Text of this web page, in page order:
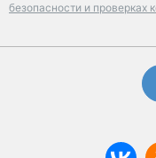
безопасности и проверках